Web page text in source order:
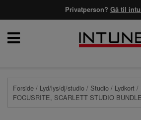
Privatperson? Gå til
Forside / Lyd/lys/dj/studio / Studio / Lydkort /
FOCUSRITE, SCARLETT STUDIO